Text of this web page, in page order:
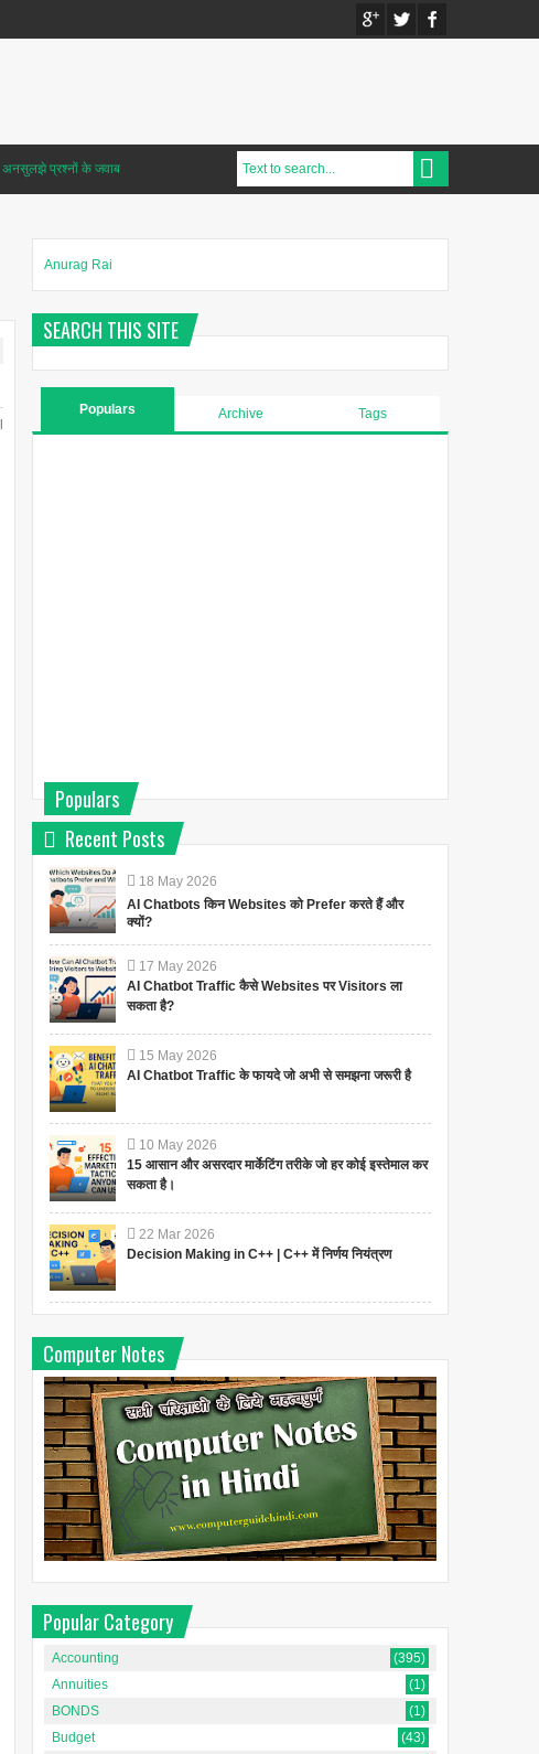
अनसुलझे प्रश्नों के जवाब
Anurag Rai
SEARCH THIS SITE
Populars Archive Tags
Populars
Recent Posts
18 May 2026
AI Chatbots किन Websites को Prefer करते हैं और
क्यों?
17 May 2026
AI Chatbot Traffic कैसे Websites पर Visitors ला
सकता है?
15 May 2026
AI Chatbot Traffic के फायदे जो अभी से समझना जरूरी है
10 May 2026
15 आसान और असरदार मार्केटिंग तरीके जो हर कोई इस्तेमाल कर
सकता है।
22 Mar 2026
Decision Making in C++ | C++ में निर्णय नियंत्रण
Computer Notes
Popular Category
Accounting
(395)
Annuities
(1)
BONDS
(1)
Budget
(43)